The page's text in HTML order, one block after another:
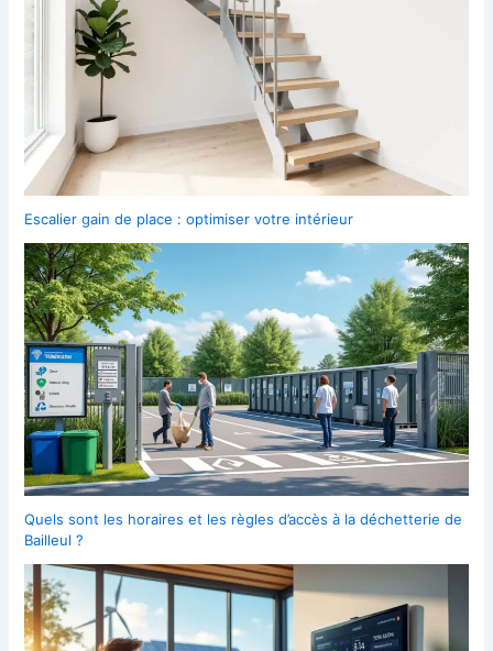
Escalier gain de place : optimiser votre intérieur
Quels sont les horaires et les règles d’accès à la déchetterie de
Bailleul ?